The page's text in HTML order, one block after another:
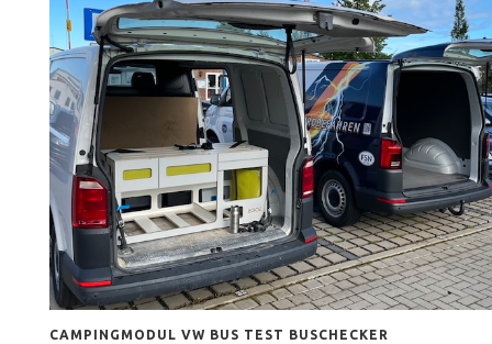
T4 FUNKTIONELLER
AUSBAU
T4 HYPE HÖCHSTPREISE
T4 DIESEL / BENZINER
KAUFEN ?
T4 BENZINER KAUFEN ?
T4 DIESEL KAUFEN ?
T4 ONE CLICK BUY
T4 SYNCRO BERATUNG
CAMPINGMODUL VW BUS TEST BUSCHECKER